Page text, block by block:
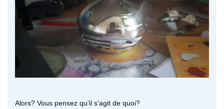
Alors? Vous pensez qu'il s'agit de quoi?